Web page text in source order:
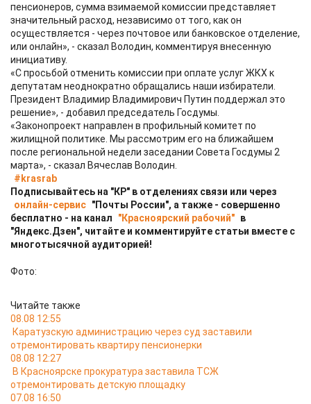
пенсионеров, сумма взимаемой комиссии представляет
значительный расход, независимо от того, как он
осуществляется - через почтовое или банковское отделение,
или онлайн», - сказал Володин, комментируя внесенную
инициативу.
«С просьбой отменить комиссии при оплате услуг ЖКХ к
депутатам неоднократно обращались наши избиратели.
Президент Владимир Владимирович Путин поддержал это
решение», - добавил председатель Госдумы.
«Законопроект направлен в профильный комитет по
жилищной политике. Мы рассмотрим его на ближайшем
после региональной недели заседании Совета Госдумы 2
марта», - сказал Вячеслав Володин.
#krasrab
Подписывайтесь на "КР" в отделениях связи или через
онлайн-сервис "Почты России", а также - совершенно
бесплатно - на канал
"Красноярский рабочий" в
"Яндекс.Дзен", читайте и комментируйте статьи вместе с
многотысячной аудиторией!
Фото:
Читайте также
08.08 12:55
Каратузскую администрацию через суд заставили
отремонтировать квартиру пенсионерки
08.08 12:27
В Красноярске прокуратура заставила ТСЖ
отремонтировать детскую площадку
07.08 16:50